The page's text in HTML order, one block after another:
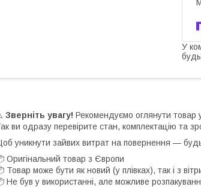
У
Зверніть увагу! Рекомендуємо оглянути товар
ви одразу перевірите стан, комплектацію та
уникнути зайвих витрат на повернення —
Оригінальний товар з Європи
Товар може бути як новий (у плівках), так і з
Не був у використанні, але можливе